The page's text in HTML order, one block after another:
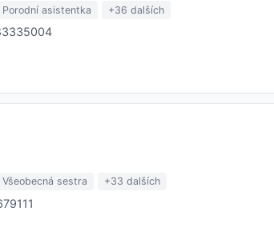
Porodní asistentka +36 dalších
Všeobecná sestra +33 dalších